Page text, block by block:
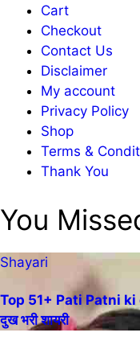
Cart
Checkout
Contact Us
Disclaimer
My account
Privacy Policy
Shop
Terms &
Thank You
You
Shayari
Top 51+ Pati Patni ki
दुख भरी शायरी